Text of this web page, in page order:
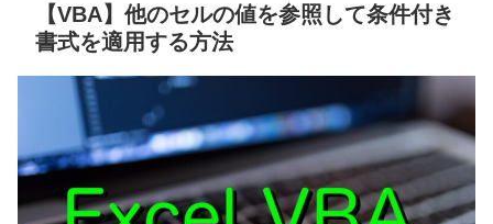
【VBA】他のセルの値を参照して条件付き
書式を適用する方法